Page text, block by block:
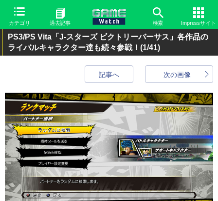
カテゴリ 過去記事 検索 Impressサイト
PS3/PS Vita「J-スターズ ビクトリーバーサス」各作品の
ライバルキャラクター達も続々参戦！ (1/41)
次の画像
記事へ